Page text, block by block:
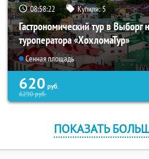
08:58:22 Купили:5
Гастрономический тур в Выборг
туроператора «ХохломаТур»
Сенная площадь
620 руб.
6290руб.
ПОКАЗАТЬ